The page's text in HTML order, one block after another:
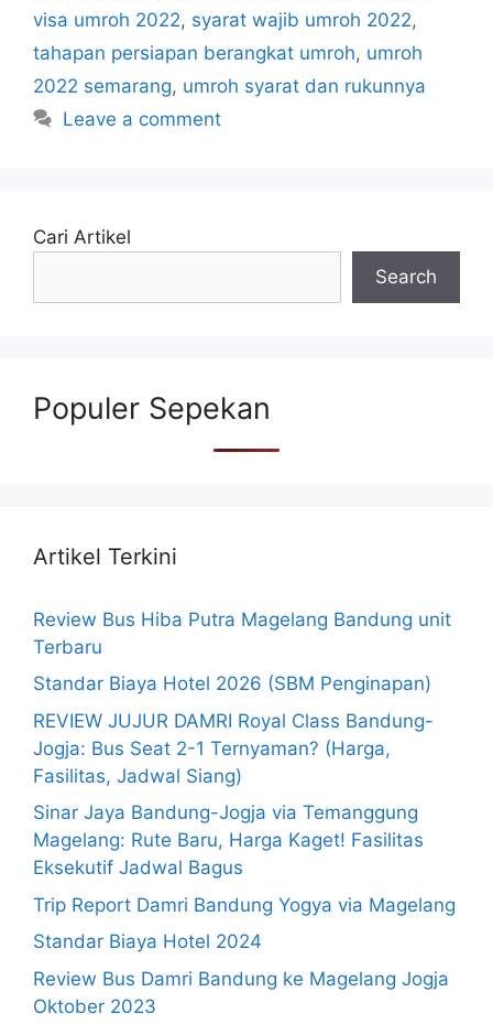
visa umroh 2022, syarat wajib umroh 2022,
tahapan persiapan berangkat umroh, umroh
2022 semarang, umroh syarat dan rukunnya
Leave a comment
Cari Artikel
Search
Populer Sepekan
Artikel Terkini
Review Bus Hiba Putra Magelang Bandung unit
Terbaru
Standar Biaya Hotel 2026 (SBM Penginapan)
REVIEW JUJUR DAMRI Royal Class Bandung-
Jogja: Bus Seat 2-1 Ternyaman? (Harga,
Fasilitas, Jadwal Siang)
Sinar Jaya Bandung-Jogja via Temanggung
Magelang: Rute Baru, Harga Kaget! Fasilitas
Eksekutif Jadwal Bagus
Trip Report Damri Bandung Yogya via Magelang
Standar Biaya Hotel 2024
Review Bus Damri Bandung ke Magelang Jogja
Oktober 2023